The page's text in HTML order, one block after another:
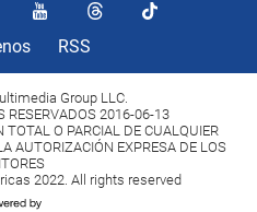
RSS
Group LLC.
RESERVADOS 2016-06-13
TOTAL O PARCIAL DE CUALQUIER
AUTORIZACIÓN EXPRESA DE LOS
2022. All rights reserved